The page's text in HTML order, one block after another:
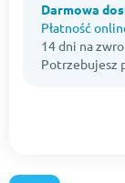
Darmowa
Płatność
14 dni na
Potrzebujesz